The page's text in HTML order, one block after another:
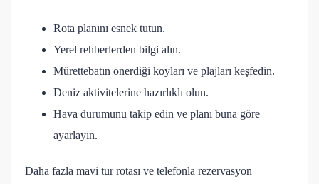
Rota planını esnek tutun.
Yerel rehberlerden bilgi alın.
Mürettebatın önerdiği koyları ve plajları keşfedin.
Deniz aktivitelerine hazırlıklı olun.
Hava durumunu takip edin ve planı buna göre
ayarlayın.
Daha fazla mavi tur rotası ve telefonla rezervasyon